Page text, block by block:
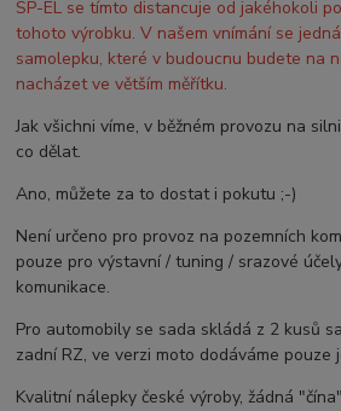
SP-EL se tímto distancuje od jakéhokoli
tohoto výrobku. V našem vnímání se
samolepku, které v budoucnu budete na
nacházet ve větším měřítku.
Jak všichni víme, v běžném provozu na
co dělat.
Ano, můžete za to dostat i pokutu ;-)
Není určeno pro provoz na pozemních
pouze pro výstavní / tuning / srazové
komunikace.
Pro automobily se sada skládá z 2 kusů
zadní RZ, ve verzi moto dodáváme pouze
Kvalitní nálepky české výroby, žádná